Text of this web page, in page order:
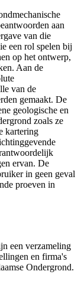
aan
van die
een rol spelen bij
op het ontwerp,
Aan de
van de
gemaakt. De
geologische en
zoals ze
kartering
ervan. De
in geen geval
proeven in
een verzameling
en firma's
Ondergrond.